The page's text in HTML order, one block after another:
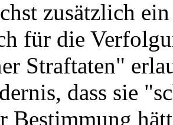
zusätzlich
für die
Straftaten"
dass sie
Bestimmung